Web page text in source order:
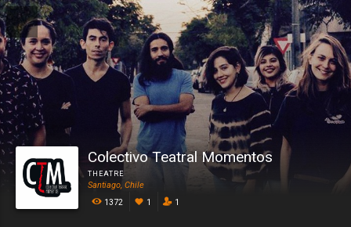
Colectivo Teatral Momentos
THEATRE
Santiago, Chile
1372
1 1